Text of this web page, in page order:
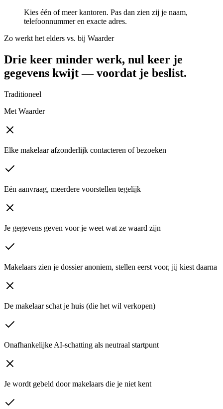
Kies één of meer kantoren. Pas dan zien zij je naam,
telefoonnummer en exacte adres.
Zo werkt het elders vs. bij Waarder
Drie keer minder werk, nul keer je
gegevens kwijt — voordat je beslist.
Traditioneel
Met Waarder
Elke makelaar afzonderlijk contacteren of bezoeken
Eén aanvraag, meerdere voorstellen tegelijk
Je gegevens geven voor je weet wat ze waard zijn
Makelaars zien je dossier anoniem, stellen eerst voor, jij kiest daarna
De makelaar schat je huis (die het wil verkopen)
Onafhankelijke AI-schatting als neutraal startpunt
Je wordt gebeld door makelaars die je niet kent